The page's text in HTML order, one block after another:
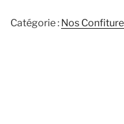
Catégorie : Nos